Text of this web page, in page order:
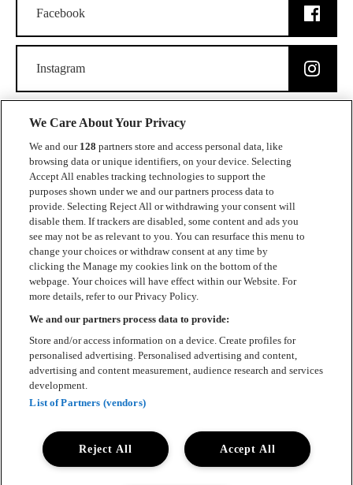
Facebook
Instagram
Kontakt
Presse
Kontakt
Samarbeide med Luger
English
Cookie policy
Accessibility Statement
We Care About Your Privacy
We and our 128 partners store and access personal data, like
browsing data or unique identifiers, on your device. Selecting
Accept All enables tracking technologies to support the
purposes shown under we and our partners process data to
provide. Selecting Reject All or withdrawing your consent will
disable them. If trackers are disabled, some content and ads you
see may not be as relevant to you. You can resurface this menu to
change your choices or withdraw consent at any time by
clicking the Manage my cookies link on the bottom of the
webpage. Your choices will have effect within our Website. For
more details, refer to our Privacy Policy.
We and our partners process data to provide:
Store and/or access information on a device. Create profiles for
personalised advertising. Personalised advertising and content,
advertising and content measurement, audience research and services
development.
List of Partners (vendors)
Accept All
Reject All